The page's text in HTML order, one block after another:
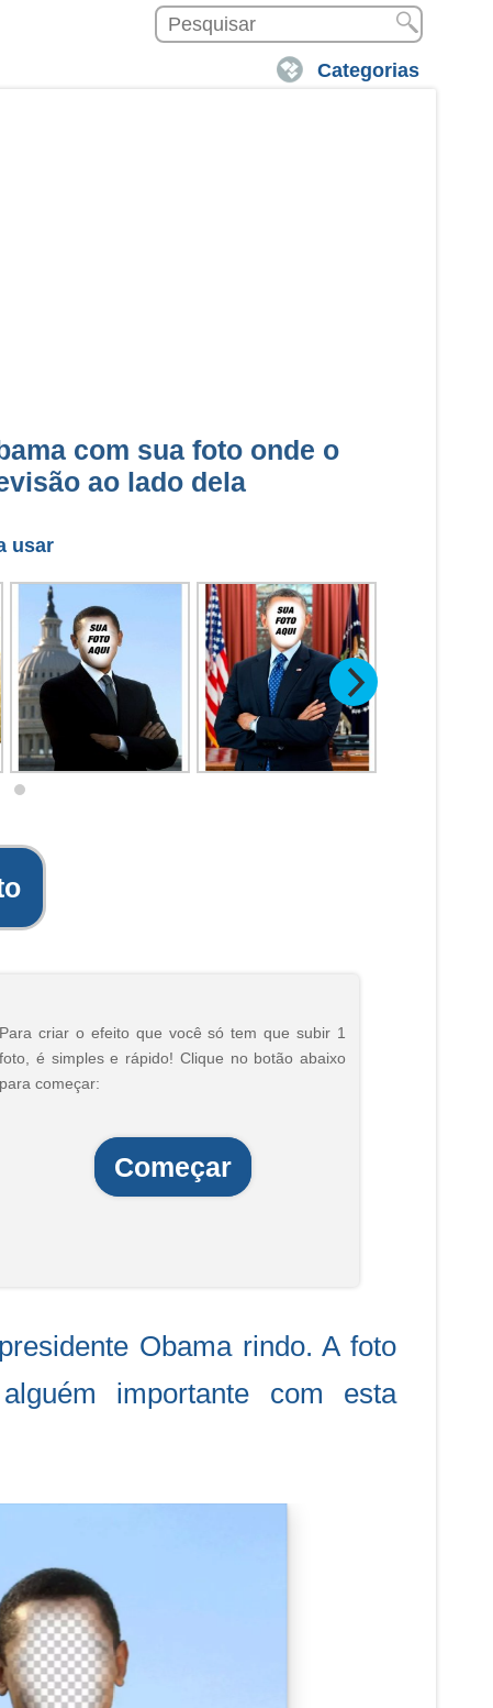
Categorias
com sua foto onde o
ao lado dela
usar
Para criar o efeito que você só tem que subir 1
foto, é simples e rápido! Clique no botão abaixo
para começar:
Começar
Obama rindo. A foto
importante com esta